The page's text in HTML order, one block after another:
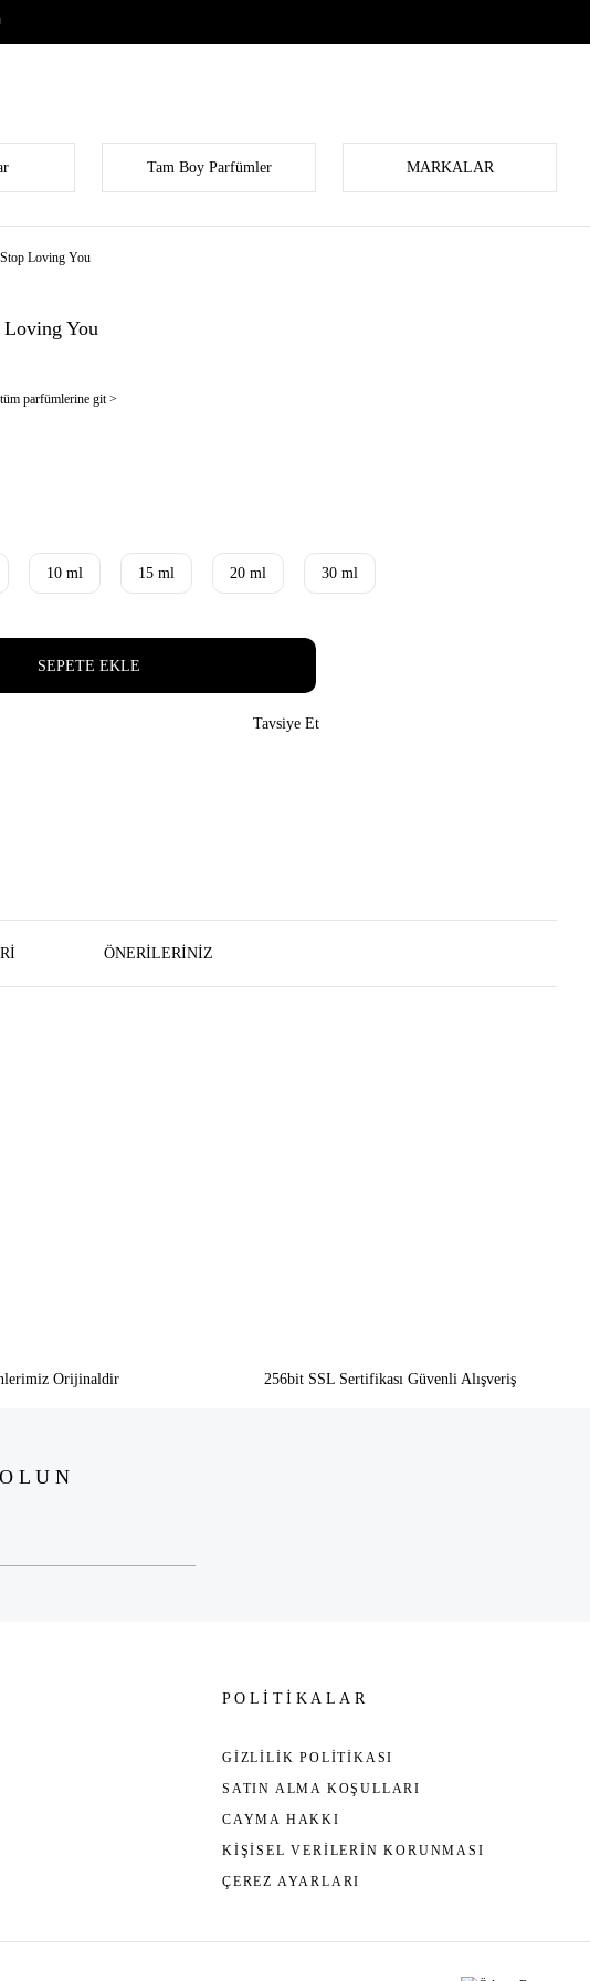
Tam Boy Parfümler MARKALAR
Loving You
You
parfümlerine git >
10 ml 15 ml 20 ml 30 ml
SEPETE EKLE
Tavsiye Et
ÖNERILERINIZ
Orijinaldir 256bit SSL Sertifikası Güvenli Alışveriş
POLİTİKALAR
GİZLİLİK POLİTİKASI
SATIN ALMA KOŞULLARI
CAYMA HAKKI
KİŞİSEL VERİLERİN KORUNMASI
ÇEREZ AYARLARI